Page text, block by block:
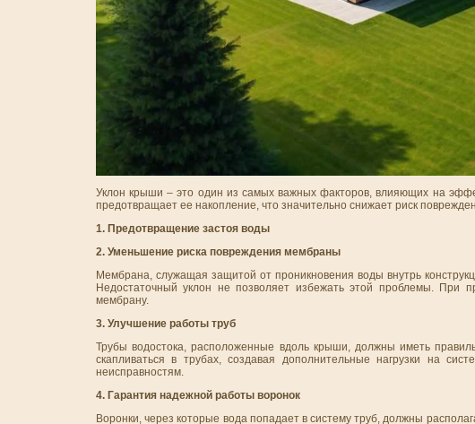
Уклон крыши – это один из самых важных факторов, влияющих на
предотвращает ее накопление, что значительно снижает риск
1. Предотвращение застоя воды
2. Уменьшение риска повреждения мембраны
Мембрана, служащая защитой от проникновения воды внутрь
Недостаточный уклон не позволяет избежать этой проблемы. При
мембрану.
3. Улучшение работы труб
Трубы водостока, расположенные вдоль крыши, должны иметь
скапливаться в трубах, создавая дополнительные нагрузки на
неисправностям.
4. Гарантия надежной работы воронок
Воронки, через которые вода попадает в систему труб, должны